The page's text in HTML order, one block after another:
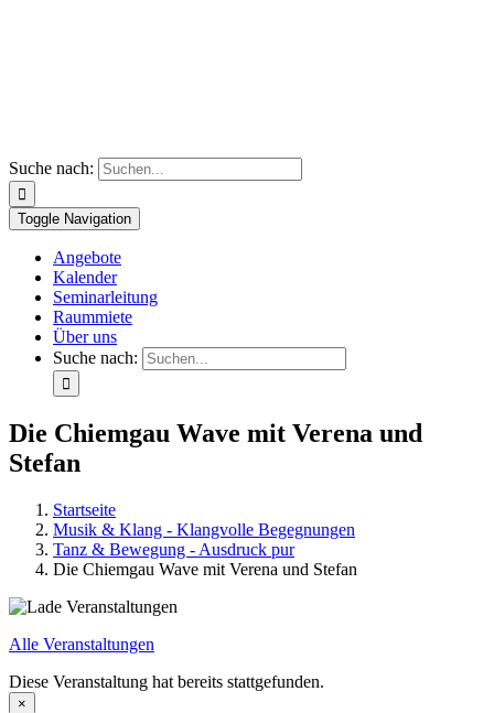
Suche nach:
Toggle Navigation
Angebote
Kalender
Seminarleitung
Raummiete
Über uns
Suche nach:
Die Chiemgau Wave mit Verena und
Stefan
Startseite
Musik & Klang - Klangvolle Begegnungen
Tanz & Bewegung - Ausdruck pur
Die Chiemgau Wave mit Verena und Stefan
Alle Veranstaltungen
Diese Veranstaltung hat bereits stattgefunden.
×